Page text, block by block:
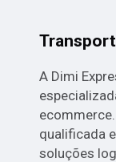
A Dimi
qualificada
soluções